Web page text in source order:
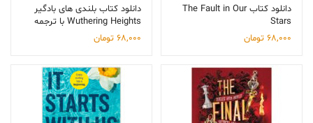
دانلود کتاب The Fault in Our
Stars
68,000 تومان
دانلود کتاب بلندی های بادگیر
Wuthering Heights با ترجمه
68,000 تومان